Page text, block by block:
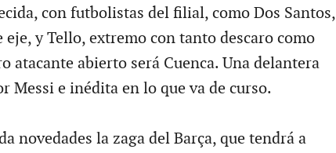
con futbolistas del filial, como Dos Santos,
eje, y Tello, extremo con tanto descaro como
atacante abierto será Cuenca. Una delantera
Messi e inédita en lo que va de curso.
novedades la zaga del Barça, que tendrá a